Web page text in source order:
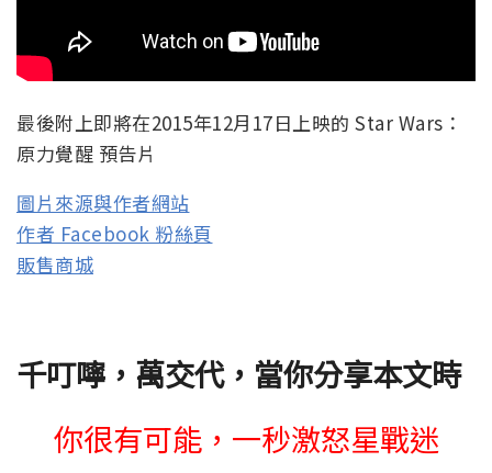
最後附上即將在2015年12月17日上映的 Star Wars：
原力覺醒 預告片
圖片來源與作者網站
作者 Facebook 粉絲頁
販售商城
千叮嚀，萬交代，當你分享本文時
你很有可能， 一秒激怒星戰迷